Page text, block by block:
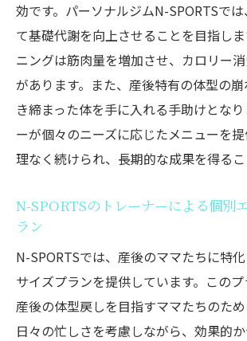
効です。パーソナルジムN-SPORTSで
て基礎代謝を向上させることを目指し
ニングは筋肉量を増加させ、カロリー
があります。また、産後特有の体型の
き締まった体を手に入れる手助けとな
ーが個々のニーズに応じたメニューを
理なく続けられ、長期的な成果を得るこ
N-SPORTSのトレーナーによる個別
ラン
N-SPORTSでは、産後のママたちに特
サイズプランを提供しています。この
産後の体型戻しを目指すママたちのため
日々の忙しさを考慮しながら、効果的